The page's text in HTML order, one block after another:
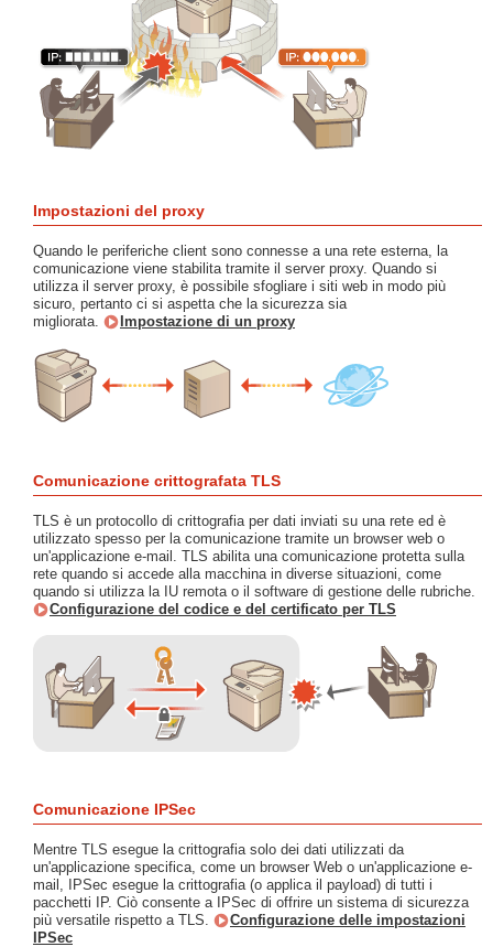
Impostazioni del proxy
Quando le periferiche client sono connesse a una rete esterna, la
comunicazione viene stabilita tramite il server proxy. Quando si
utilizza il server proxy, è possibile sfogliare i siti web in modo più
sicuro, pertanto ci si aspetta che la sicurezza sia
migliorata.
Impostazione di un proxy
Comunicazione crittografata TLS
TLS è un protocollo di crittografia per dati inviati su una rete ed è
utilizzato spesso per la comunicazione tramite un browser web o
un'applicazione e-mail. TLS abilita una comunicazione protetta sulla
rete quando si accede alla macchina in diverse situazioni, come
quando si utilizza la IU remota o il software di gestione delle rubriche.
Configurazione del codice e del certificato per TLS
Comunicazione IPSec
Mentre TLS esegue la crittografia solo dei dati utilizzati da
un'applicazione specifica, come un browser Web o un'applicazione e-
mail, IPSec esegue la crittografia (o applica il payload) di tutti i
pacchetti IP. Ciò consente a IPSec di offrire un sistema di sicurezza
più versatile rispetto a TLS.
Configurazione delle impostazioni
IPSec